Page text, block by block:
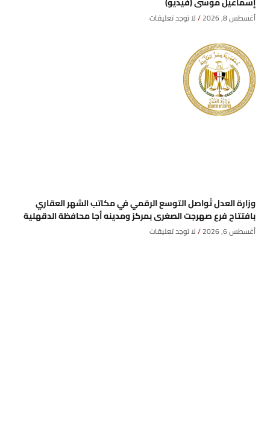
أغسطس 8, 2026 لا توجد تعليقات
وزارة العدل تُواصل التوسع الرقمي في مكاتب الشهر العقاري
بافتتاح فرع صهرجت الصغرى بمركز ومدينه أجا محافظة الدقهلية
أغسطس 6, 2026 لا توجد تعليقات